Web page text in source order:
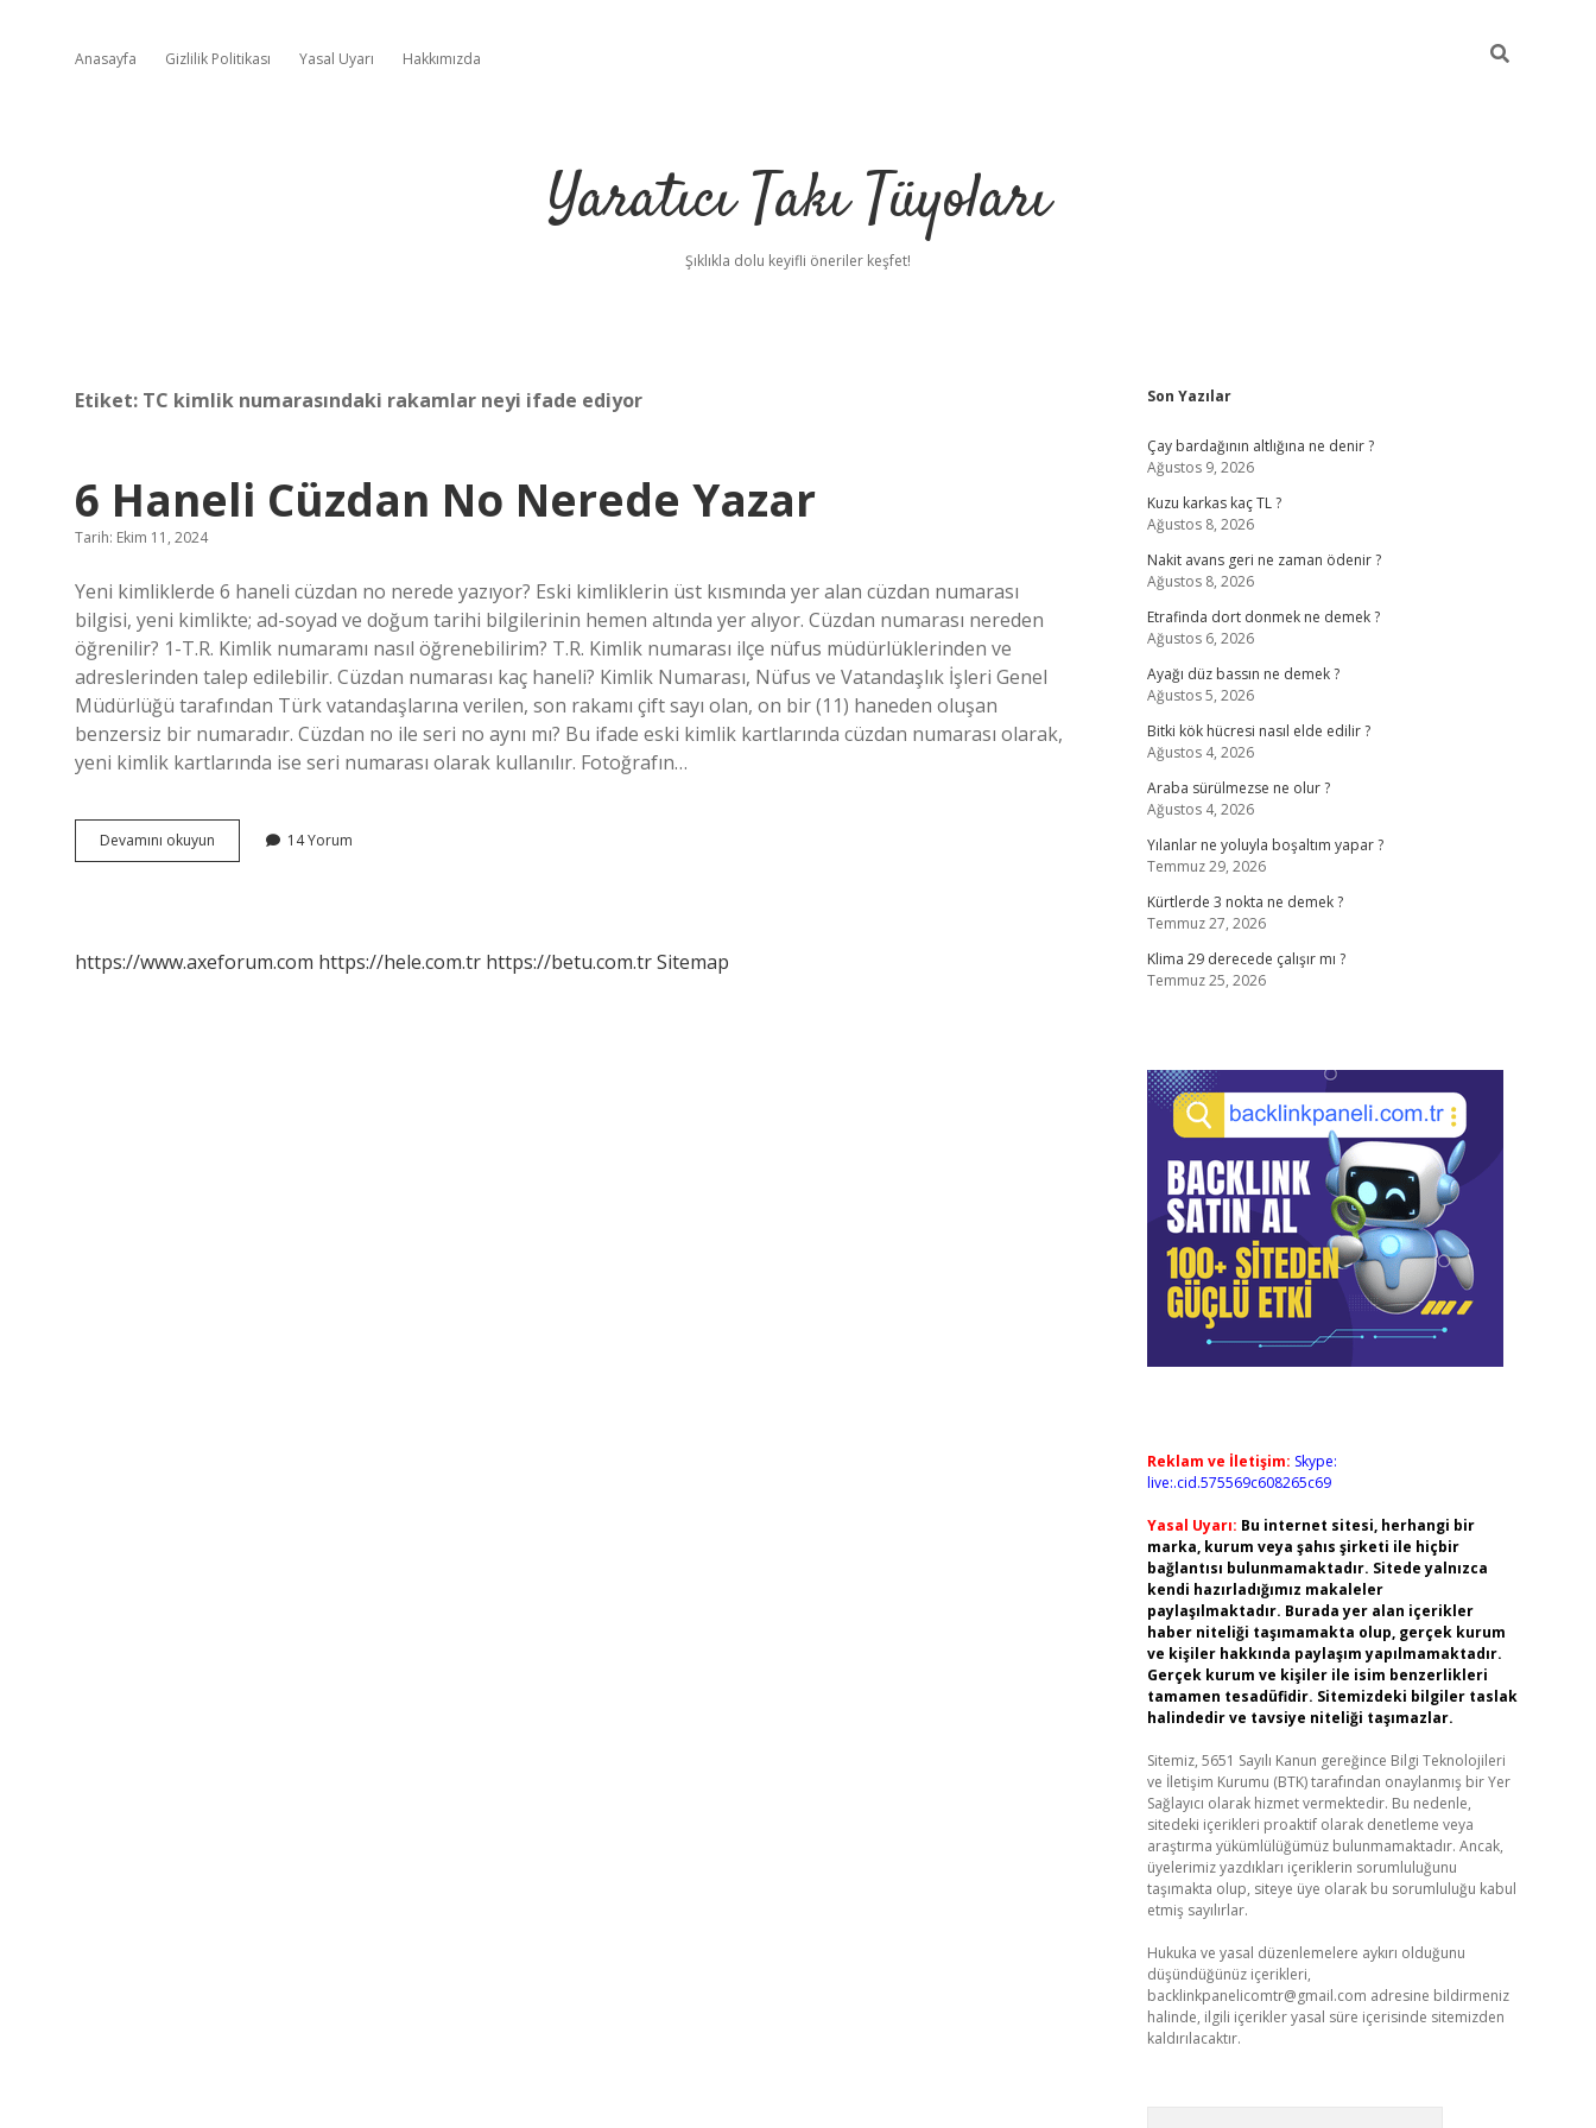
Anasayfa Gizlilik Politikası Yasal Uyarı Hakkımızda
Yaratıcı Takı Tüyoları
Şıklıkla dolu keyifli öneriler keşfet!
Etiket: TC kimlik numarasındaki rakamlar neyi ifade ediyor
6 Haneli Cüzdan No Nerede Yazar
Tarih: Ekim 11, 2024
Yeni kimliklerde 6 haneli cüzdan no nerede yazıyor? Eski kimliklerin üst kısmında yer alan cüzdan numarası
bilgisi, yeni kimlikte; ad-soyad ve doğum tarihi bilgilerinin hemen altında yer alıyor. Cüzdan numarası nereden
öğrenilir? 1-T.R. Kimlik numaramı nasıl öğrenebilirim? T.R. Kimlik numarası ilçe nüfus müdürlüklerinden ve
adreslerinden talep edilebilir. Cüzdan numarası kaç haneli? Kimlik Numarası, Nüfus ve Vatandaşlık İşleri Genel
Müdürlüğü tarafından Türk vatandaşlarına verilen, son rakamı çift sayı olan, on bir (11) haneden oluşan
benzersiz bir numaradır. Cüzdan no ile seri no aynı mı? Bu ifade eski kimlik kartlarında cüzdan numarası olarak,
yeni kimlik kartlarında ise seri numarası olarak kullanılır. Fotoğrafın…
Devamını okuyun
Haneli
14 Yorum
https://www.axeforum.com https://hele.com.tr https://betu.com.trSitemap
Sidebar
Son Yazılar
Çay bardağının altlığına ne denir ?
Ağustos 9, 2026
Kuzu karkas kaç TL ?
Ağustos 8, 2026
Nakit avans geri ne zaman ödenir ?
Ağustos 8, 2026
Etrafinda dort donmek ne demek ?
Ağustos 6, 2026
Ayağı düz bassın ne demek ?
Ağustos 5, 2026
Bitki kök hücresi nasıl elde edilir ?
Ağustos 4, 2026
Araba sürülmezse ne olur ?
Ağustos 4, 2026
Yılanlar ne yoluyla boşaltım yapar ?
Temmuz 29, 2026
Kürtlerde 3 nokta ne demek ?
Temmuz 27, 2026
Klima 29 derecede çalışır mı ?
Temmuz 25, 2026
Reklam ve İletişim: Skype:
live:.cid.575569c608265c69
Yasal Uyarı: Bu internet sitesi, herhangi bir
marka, kurum veya şahıs şirketi ile hiçbir
bağlantısı bulunmamaktadır. Sitede yalnızca
kendi hazırladığımız makaleler
paylaşılmaktadır. Burada yer alan içerikler
haber niteliği taşımamakta olup, gerçek kurum
ve kişiler hakkında paylaşım yapılmamaktadır.
Gerçek kurum ve kişiler ile isim benzerlikleri
tamamen tesadüfidir. Sitemizdeki bilgiler taslak
halindedir ve tavsiye niteliği taşımazlar.
Sitemiz, 5651 Sayılı Kanun gereğince Bilgi Teknolojileri
ve İletişim Kurumu (BTK) tarafından onaylanmış bir Yer
Sağlayıcı olarak hizmet vermektedir. Bu nedenle,
sitedeki içerikleri proaktif olarak denetleme veya
araştırma yükümlülüğümüz bulunmamaktadır. Ancak,
üyelerimiz yazdıkları içeriklerin sorumluluğunu
taşımakta olup, siteye üye olarak bu sorumluluğu kabul
etmiş sayılırlar.
Hukuka ve yasal düzenlemelere aykırı olduğunu
düşündüğünüz içerikleri,
backlinkpanelicomtr@gmail.com adresine bildirmeniz
halinde, ilgili içerikler yasal süre içerisinde sitemizden
kaldırılacaktır.